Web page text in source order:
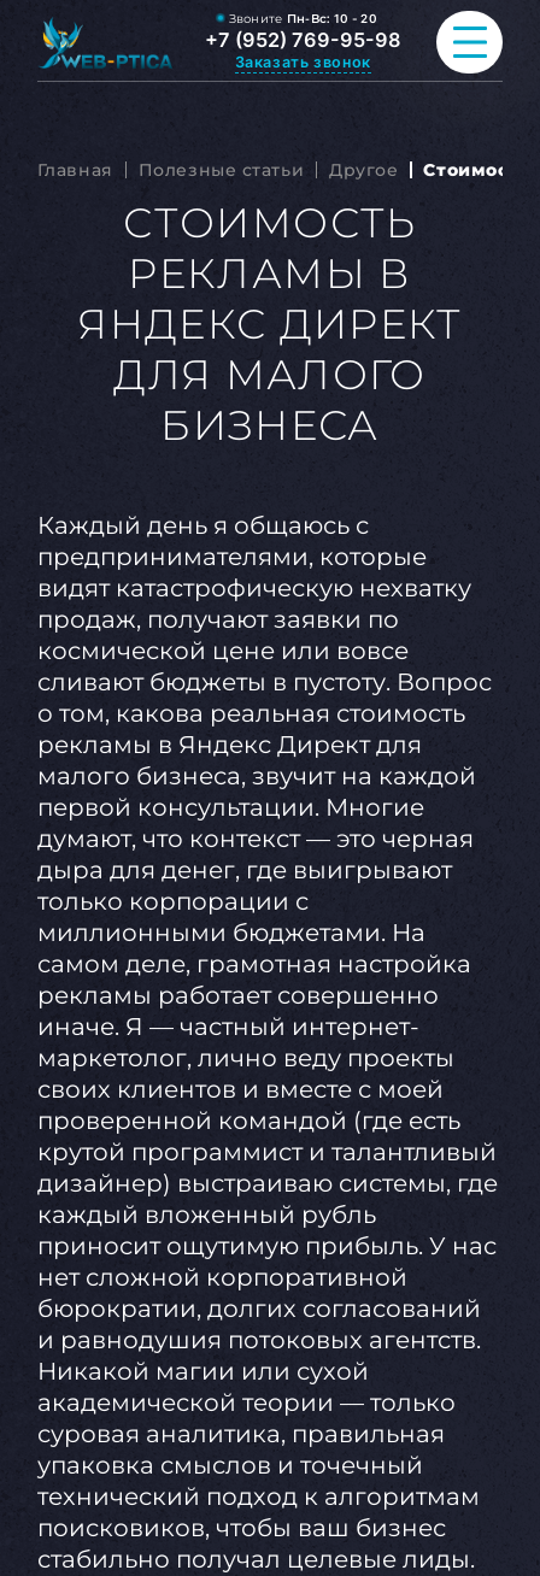
Звоните Пн-Вс: 10 - 20
+7 (952) 769-95-98
Заказать звонок
РАЗРАБОТКА САЙТА
ВСЕ УСЛУГИ
ПОРТФОЛИО
ОБО МНЕ
Главная Полезные статьи Другое Стоимость
СТОИМОСТЬ
РЕКЛАМЫ В
ЯНДЕКС ДИРЕКТ
ДЛЯ МАЛОГО
БИЗНЕСА
Каждый день я общаюсь с
предпринимателями, которые
видят катастрофическую нехватку
продаж, получают заявки по
космической цене или вовсе
сливают бюджеты в пустоту. Вопрос
о том, какова реальная стоимость
рекламы в Яндекс Директ для
малого бизнеса, звучит на каждой
первой консультации. Многие
думают, что контекст — это черная
дыра для денег, где выигрывают
только корпорации с
миллионными бюджетами. На
самом деле, грамотная настройка
рекламы работает совершенно
иначе. Я — частный интернет-
маркетолог, лично веду проекты
своих клиентов и вместе с моей
проверенной командой (где есть
крутой программист и талантливый
дизайнер) выстраиваю системы, где
каждый вложенный рубль
приносит ощутимую прибыль. У нас
нет сложной корпоративной
бюрократии, долгих согласований
и равнодушия потоковых агентств.
Никакой магии или сухой
академической теории — только
суровая аналитика, правильная
упаковка смыслов и точечный
технический подход к алгоритмам
поисковиков, чтобы ваш бизнес
стабильно получал целевые лиды.